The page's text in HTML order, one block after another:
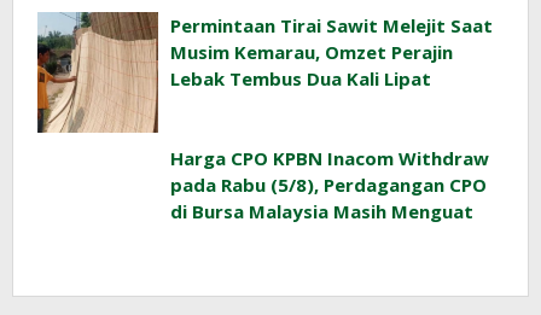
Permintaan Tirai Sawit Melejit Saat
Musim Kemarau, Omzet Perajin
Lebak Tembus Dua Kali Lipat
Harga CPO KPBN Inacom Withdraw
pada Rabu (5/8), Perdagangan CPO
di Bursa Malaysia Masih Menguat